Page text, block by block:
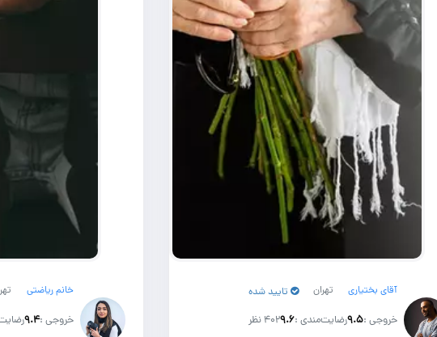
آقای بختیاری تهران تایید شده
خروجی :۹.۵رضایت‌مندی :۹.۶402 نظر
خانم ریاضتی
خروجی :۹.۴